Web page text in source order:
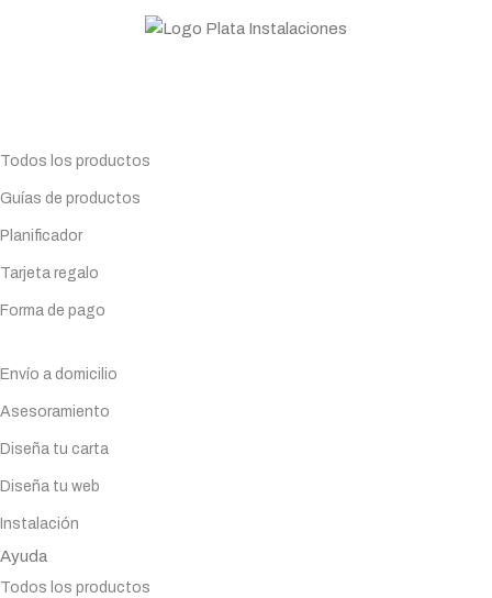
Todos los productos
Guías de productos
Planificador
Tarjeta regalo
Forma de pago
Envío a domicilio
Asesoramiento
Diseña tu carta
Diseña tu web
Instalación
Ayuda
Todos los productos